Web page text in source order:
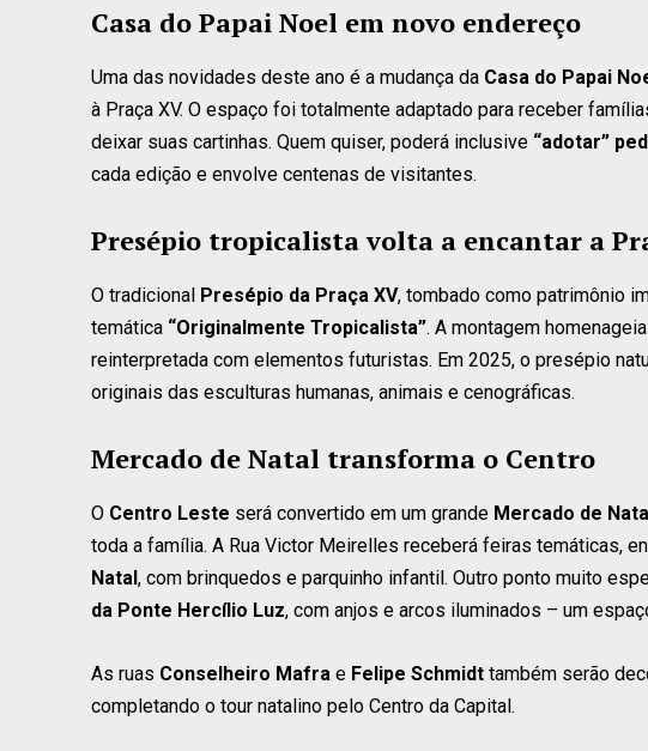
Casa do Papai Noel em novo endereço
Uma das novidades deste ano é a mudança da Casa do Papai
à Praça XV. O espaço foi totalmente adaptado para receber
deixar suas cartinhas. Quem quiser, poderá inclusive “adotar”
cada edição e envolve centenas de visitantes.
Presépio tropicalista volta a encantar a
O tradicional Presépio da Praça XV, tombado como patrimônio
temática “Originalmente Tropicalista”. A montagem
reinterpretada com elementos futuristas. Em 2025, o presépio
originais das esculturas humanas, animais e cenográficas.
Mercado de Natal transforma o Centro
O Centro Leste será convertido em um grande Mercado de
toda a família. A Rua Victor Meirelles receberá feiras temáticas,
Natal, com brinquedos e parquinho infantil. Outro ponto muito
da Ponte Hercílio Luz, com anjos e arcos iluminados – um
As ruas Conselheiro Mafra e Felipe Schmidt também serão
completando o tour natalino pelo Centro da Capital.